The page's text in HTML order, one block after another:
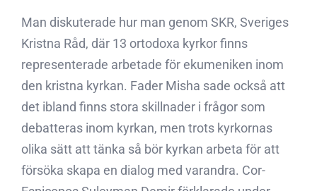
Man diskuterade hur man genom SKR, Sveriges
Kristna Råd, där 13 ortodoxa kyrkor finns
representerade arbetade för ekumeniken inom
den kristna kyrkan. Fader Misha sade också att
det ibland finns stora skillnader i frågor som
debatteras inom kyrkan, men trots kyrkornas
olika sätt att tänka så bör kyrkan arbeta för att
försöka skapa en dialog med varandra. Cor-